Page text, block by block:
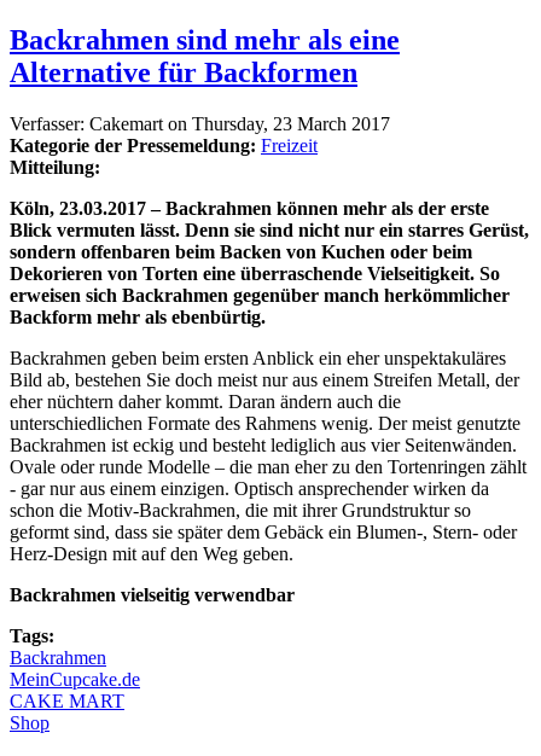
Backrahmen sind mehr als eine
Alternative für Backformen
Verfasser: Cakemart on Thursday, 23 March 2017
Kategorie der Pressemeldung: Freizeit
Mitteilung:
Köln, 23.03.2017 – Backrahmen können mehr als der erste
Blick vermuten lässt. Denn sie sind nicht nur ein starres Gerüst,
sondern offenbaren beim Backen von Kuchen oder beim
Dekorieren von Torten eine überraschende Vielseitigkeit. So
erweisen sich Backrahmen gegenüber manch herkömmlicher
Backform mehr als ebenbürtig.
Backrahmen geben beim ersten Anblick ein eher unspektakuläres
Bild ab, bestehen Sie doch meist nur aus einem Streifen Metall, der
eher nüchtern daher kommt. Daran ändern auch die
unterschiedlichen Formate des Rahmens wenig. Der meist genutzte
Backrahmen ist eckig und besteht lediglich aus vier Seitenwänden.
Ovale oder runde Modelle – die man eher zu den Tortenringen zählt
- gar nur aus einem einzigen. Optisch ansprechender wirken da
schon die Motiv-Backrahmen, die mit ihrer Grundstruktur so
geformt sind, dass sie später dem Gebäck ein Blumen-, Stern- oder
Herz-Design mit auf den Weg geben.
Backrahmen vielseitig verwendbar
Tags:
Backrahmen
MeinCupcake.de
CAKE MART
Shop